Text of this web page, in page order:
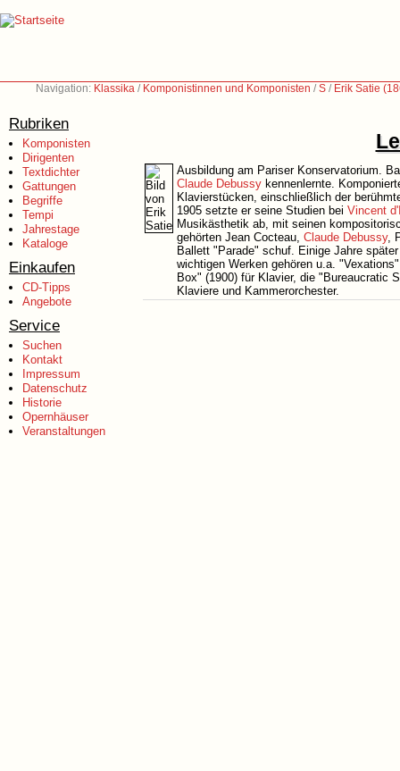
Navigation: Klassika / Komponistinnen und Komponisten /S / Erik Satie
Rubriken
Komponisten
Dirigenten
Textdichter
Gattungen
Begriffe
Tempi
Jahrestage
Kataloge
Einkaufen
CD-Tipps
Angebote
Service
Suchen
Kontakt
Impressum
Datenschutz
Historie
Opernhäuser
Veranstaltungen
Ausbildung am Pariser Konservatorium.
Claude Debussy kennenlernte.
Klavierstücken, einschließlich der
1905 setzte er seine Studien bei Vincent
Musikästhetik ab, mit seinen
gehörten Jean Cocteau, Claude Debussy,
Ballett "Parade" schuf. Einige Jahre
wichtigen Werken gehören u.a.
Box" (1900) für Klavier, die "Bureaucratic
Klaviere und Kammerorchester.